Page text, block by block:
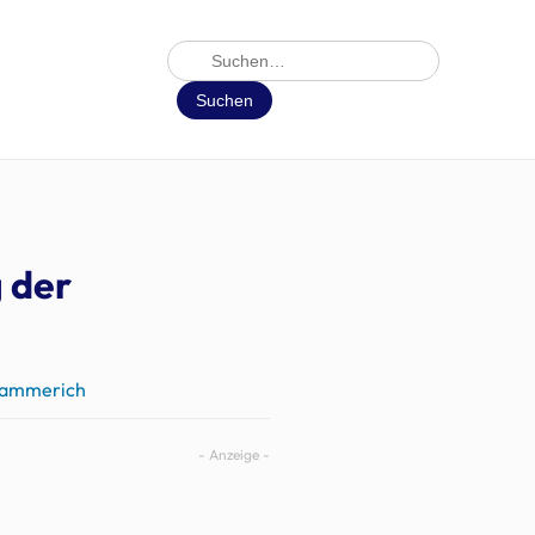
Suche
Suchen
der